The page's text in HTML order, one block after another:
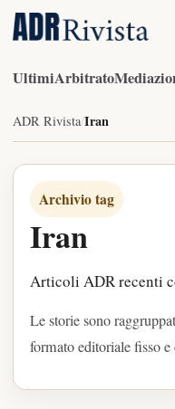
UltimiArbitrato
ADR Rivista/Iran
Archivio tag
Iran
Articoli ADR recenti
Le storie sono
formato editoriale fisso